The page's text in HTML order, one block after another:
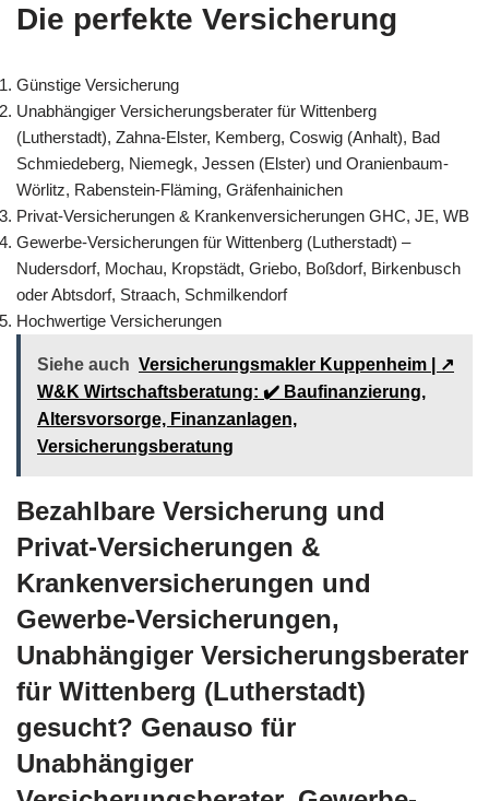
Die perfekte Versicherung
Günstige Versicherung
Unabhängiger Versicherungsberater für Wittenberg
(Lutherstadt), Zahna-Elster, Kemberg, Coswig (Anhalt), Bad
Schmiedeberg, Niemegk, Jessen (Elster) und Oranienbaum-
Wörlitz, Rabenstein-Fläming, Gräfenhainichen
Privat-Versicherungen & Krankenversicherungen GHC, JE, WB
Gewerbe-Versicherungen für Wittenberg (Lutherstadt) –
Nudersdorf, Mochau, Kropstädt, Griebo, Boßdorf, Birkenbusch
oder Abtsdorf, Straach, Schmilkendorf
Hochwertige Versicherungen
Siehe auch Versicherungsmakler Kuppenheim | ↗️
W&K Wirtschaftsberatung: ✔️ Baufinanzierung,
Altersvorsorge, Finanzanlagen,
Versicherungsberatung
Bezahlbare Versicherung und
Privat-Versicherungen &
Krankenversicherungen und
Gewerbe-Versicherungen,
Unabhängiger Versicherungsberater
für Wittenberg (Lutherstadt)
gesucht? Genauso für
Unabhängiger